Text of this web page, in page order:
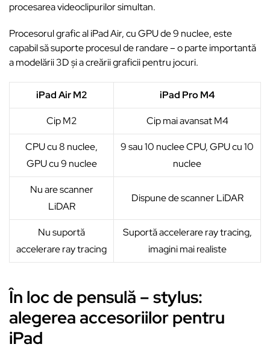
procesarea videoclipurilor simultan.
Procesorul grafic al iPad Air, cu GPU de 9 nuclee, este
capabil să suporte procesul de randare – o parte importantă
a modelării 3D și a creării graficii pentru jocuri.
iPad Air M2 iPad Pro M4
Cip M2 Cip mai avansat M4
CPU cu 8 nuclee,
GPU cu 9 nuclee
9 sau 10 nuclee CPU, GPU cu 10
nuclee
Nu are scanner
LiDAR
Dispune de scanner LiDAR
Nu suportă
accelerare ray tracing
Suportă accelerare ray tracing,
imagini mai realiste
În loc de pensulă – stylus:
alegerea accesoriilor pentru
iPad